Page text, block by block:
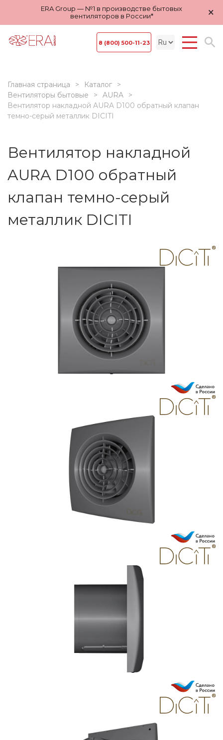
ERA Group — №1 в производстве бытовых
вентиляторов в России*
×
8 (800) 500-11-23
Главная страница
Каталог
Вентиляторы бытовые
AURA
Вентилятор накладной AURA D100 обратный клапан
темно-серый металлик DICITI
Вентилятор накладной
AURA D100 обратный
клапан темно-серый
металлик DICITI